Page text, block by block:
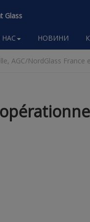
Glass
НАС НОВИНИ
AGC/NordGlass France